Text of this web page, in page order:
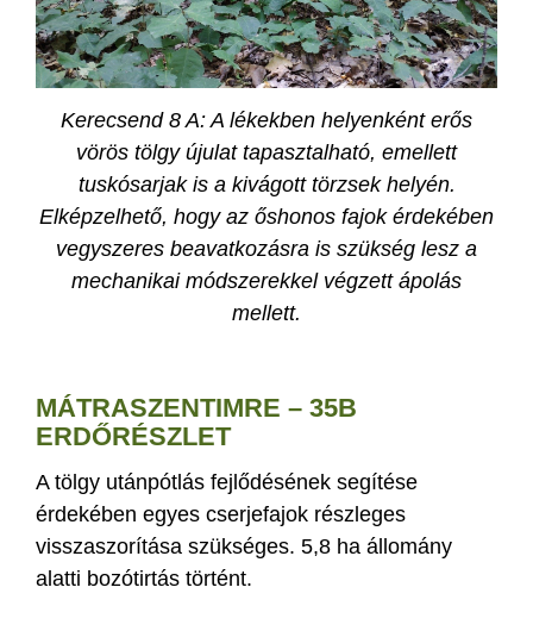
Kerecsend 8 A: A lékekben helyenként erős
vörös tölgy újulat tapasztalható, emellett
tuskósarjak is a kivágott törzsek helyén.
Elképzelhető, hogy az őshonos fajok érdekében
vegyszeres beavatkozásra is szükség lesz a
mechanikai módszerekkel végzett ápolás
mellett.
MÁTRASZENTIMRE – 35B
ERDŐRÉSZLET
A tölgy utánpótlás fejlődésének segítése
érdekében egyes cserjefajok részleges
visszaszorítása szükséges. 5,8 ha állomány
alatti bozótirtás történt.